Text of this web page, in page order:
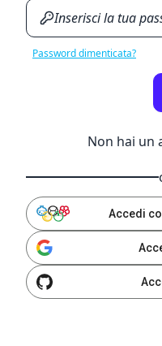
Password dimenticata?
Non hai un
Accedi